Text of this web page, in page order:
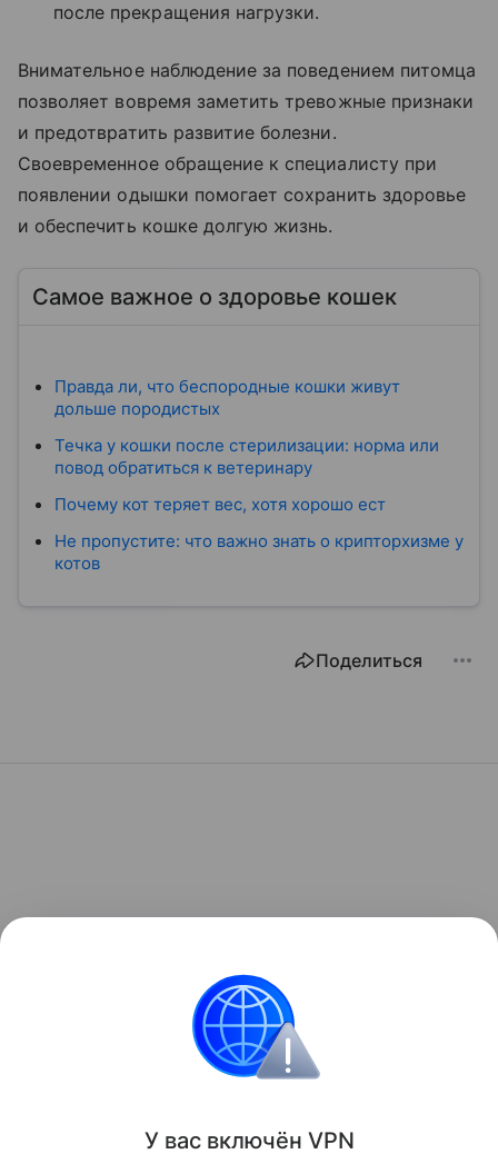
после прекращения нагрузки.
Внимательное наблюдение за поведением питомца
позволяет вовремя заметить тревожные признаки
и предотвратить развитие болезни.
Своевременное обращение к специалисту при
появлении одышки помогает сохранить здоровье
и обеспечить кошке долгую жизнь.
Самое важное о здоровье кошек
Правда ли, что беспородные кошки живут
дольше породистых
Течка у кошки после стерилизации: норма или
повод обратиться к ветеринару
Почему кот теряет вес, хотя хорошо ест
Не пропустите: что важно знать о крипторхизме у
котов
Поделиться
У вас включён VPN